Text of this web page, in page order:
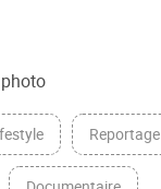
Reportage